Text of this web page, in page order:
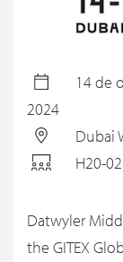
14 de
2024
Dubai
H20-02
Datwyler
the GITEX